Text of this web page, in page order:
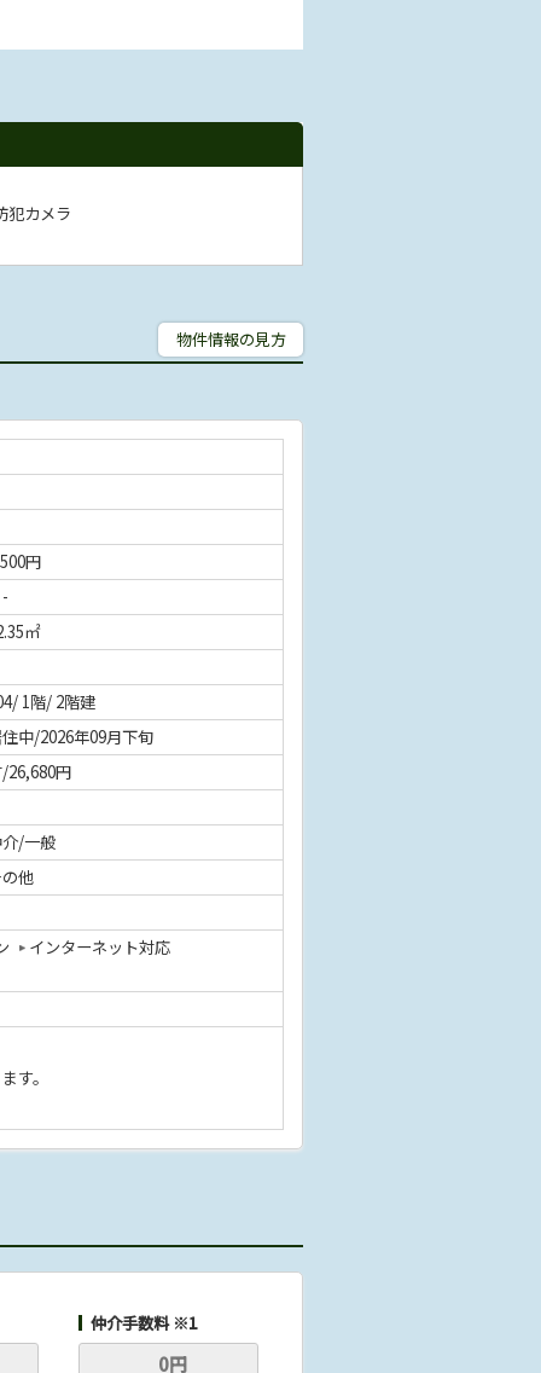
犯カメラ
物件情報の見方
円
㎡
1階/ 2階建
中/2026年09月下旬
26,680円
/一般
他
インターネット対応
す。
仲介手数料 ※1